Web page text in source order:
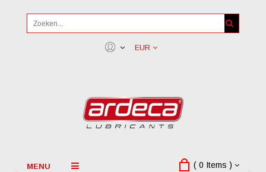
EUR
MENU ( 0 Items )